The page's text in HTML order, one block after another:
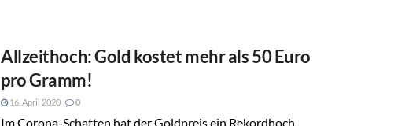
Allzeithoch: Gold kostet mehr als 50 Euro
pro Gramm!
16. April 2020 0
Im Corona-Schatten hat der Goldpreis ein Rekordhoch